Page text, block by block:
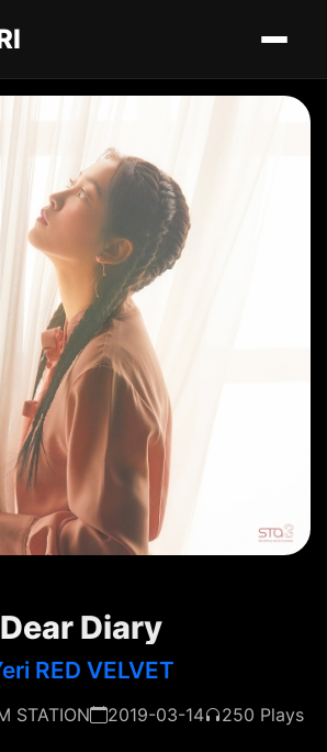
Dear Diary
RED VELVET
STATION 2019-03-14 250 Plays